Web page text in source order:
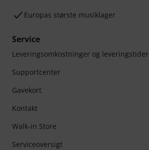
Europas største musiklager
Service
Leveringsomkostninger og leveringstider
Supportcenter
Gavekort
Kontakt
Walk-in Store
Serviceoversigt